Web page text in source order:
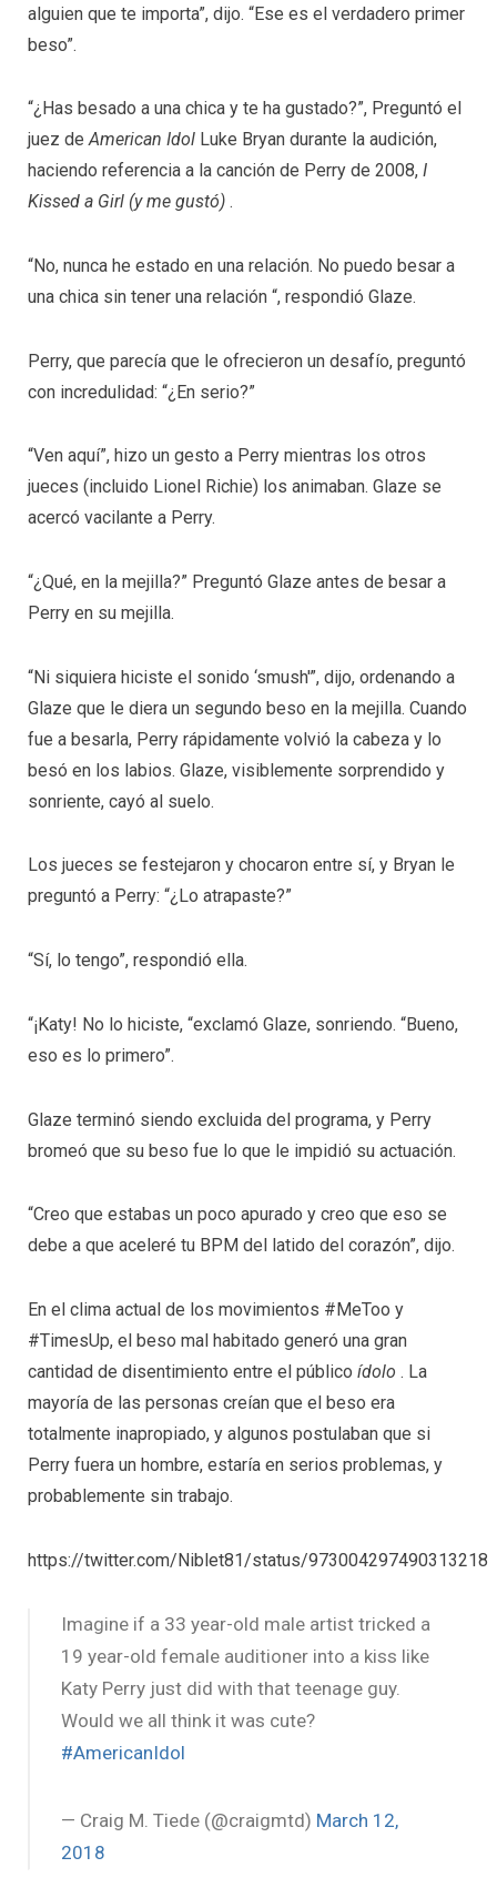
alguien que te importa”, dijo. “Ese es el verdadero primer
beso”.
“¿Has besado a una chica y te ha gustado?”, Preguntó el
juez deAmerican Idol Luke Bryan durante la audición,
haciendo referencia a la canción de Perry de 2008, I
Kissed a Girl (y me gustó) .
“No, nunca he estado en una relación. No puedo besar a
una chica sin tener una relación “, respondió Glaze.
Perry, que parecía que le ofrecieron un desafío, preguntó
con incredulidad: “¿En serio?”
“Ven aquí”, hizo un gesto a Perry mientras los otros
jueces (incluido Lionel Richie) los animaban. Glaze se
acercó vacilante a Perry.
“¿Qué, en la mejilla?” Preguntó Glaze antes de besar a
Perry en su mejilla.
“Ni siquiera hiciste el sonido ‘smush'”, dijo, ordenando a
Glaze que le diera un segundo beso en la mejilla. Cuando
fue a besarla, Perry rápidamente volvió la cabeza y lo
besó en los labios. Glaze, visiblemente sorprendido y
sonriente, cayó al suelo.
Los jueces se festejaron y chocaron entre sí, y Bryan le
preguntó a Perry: “¿Lo atrapaste?”
“Sí, lo tengo”, respondió ella.
“¡Katy! No lo hiciste, “exclamó Glaze, sonriendo. “Bueno,
eso es lo primero”.
Glaze terminó siendo excluida del programa, y ​​Perry
bromeó que su beso fue lo que le impidió su actuación.
“Creo que estabas un poco apurado y creo que eso se
debe a que aceleré tu BPM del latido del corazón”, dijo.
En el clima actual de los movimientos #MeToo y
#TimesUp, el beso mal habitado generó una gran
cantidad de disentimiento entre el público ídolo . La
mayoría de las personas creían que el beso era
totalmente inapropiado, y algunos postulaban que si
Perry fuera un hombre, estaría en serios problemas, y
probablemente sin trabajo.
https://twitter.com/Niblet81/status/973004297490313218
Imagine if a 33 year-old male artist tricked a
19 year-old female auditioner into a kiss like
Katy Perry just did with that teenage guy.
Would we all think it was cute?
#AmericanIdol
— Craig M. Tiede (@craigmtd) March 12,
2018